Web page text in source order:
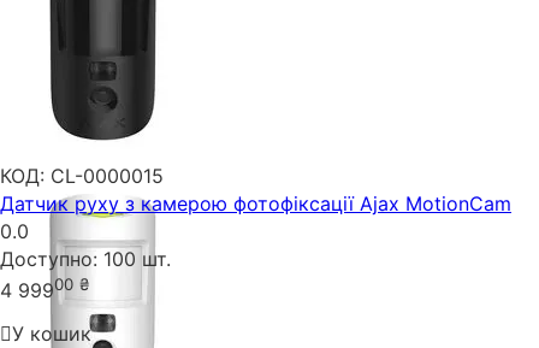
КОД: CL-0000015
Датчик руху з камерою фотофіксації Ajax MotionCam
0.0
Доступно: 100 шт.
4 99900 ₴
У кошик